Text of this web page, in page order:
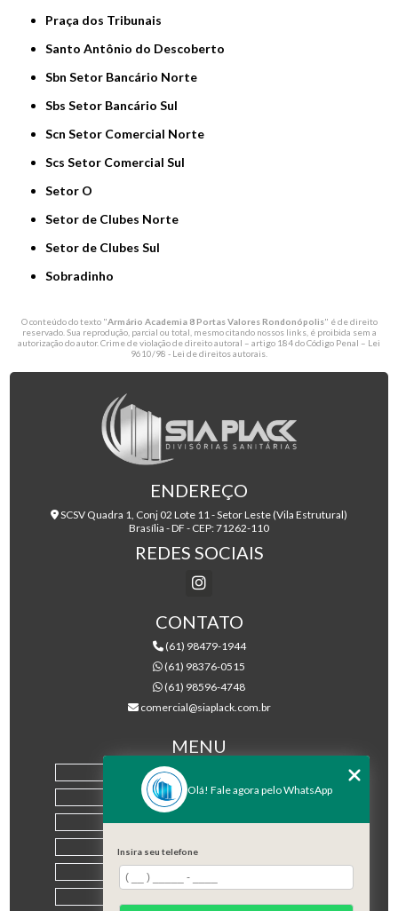
Praça dos Tribunais
Santo Antônio do Descoberto
Sbn Setor Bancário Norte
Sbs Setor Bancário Sul
Scn Setor Comercial Norte
Scs Setor Comercial Sul
Setor O
Setor de Clubes Norte
Setor de Clubes Sul
Sobradinho
O conteúdo do texto "Armário Academia 8 Portas Valores Rondonópolis" é de direito
reservado. Sua reprodução, parcial ou total, mesmo citando nossos links, é proibida sem a
autorização do autor. Crime de violação de direito autoral – artigo 184 do Código Penal – Lei
9610/98 - Lei de direitos autorais
ENDEREÇO
SCSV Quadra 1, Conj 02 Lote 11 - Setor Leste (Vila Estrutural)
Brasília - DF - CEP: 71262-110
REDES SOCIAIS
CONTATO
(61) 98479-1944
(61) 98376-0515
(61) 98596-4748
comercial@siaplack.com.br
MENU
EMPRESA
PRODUTOS
Olá! Fale agora pelo WhatsApp
Insira seu telefone